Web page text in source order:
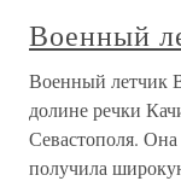
Военный
Военный летчик
долине речки
Севастополя.
получила